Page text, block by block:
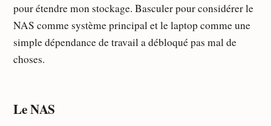
pour étendre mon stockage. Basculer pour considérer le
NAS comme système principal et le laptop comme une
simple dépendance de travail a débloqué pas mal de
choses.
Le NAS